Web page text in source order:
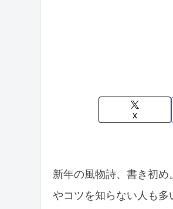
X
新年の風物詩、書き初
やコツを知らない人も